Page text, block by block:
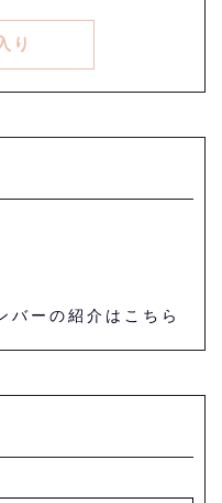
り
バーの紹介はこちら